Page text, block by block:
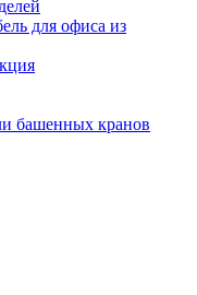
для офиса из
башенных кранов